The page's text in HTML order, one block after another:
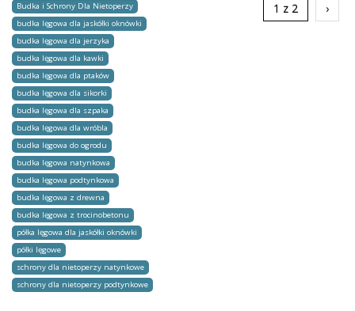
1 z 2 ›
Budka i Schrony Dla Nietoperzy
budka lęgowa dla jaskółki oknówki
budka lęgowa dla jerzyka
budka lęgowa dla kawki
budka lęgowa dla ptaków
budka lęgowa dla sikorki
budka lęgowa dla szpaka
budka lęgowa dla wróbla
budka lęgowa do ogrodu
budka lęgowa natynkowa
budka lęgowa podtynkowa
budka lęgowa z drewna
budka lęgowa z trocinobetonu
półka lęgowa dla jaskółki oknówki
półki lęgowe
schrony dla nietoperzy natynkowe
schrony dla nietoperzy podtynkowe